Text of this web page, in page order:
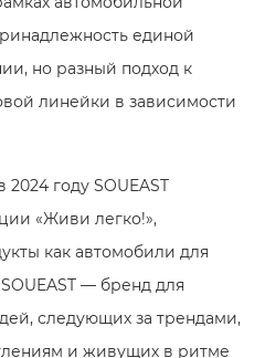
единой
но разный подход к
линейки в зависимости
году SOUEAST
«Живи легко!»,
как автомобили для
— бренд для
следующих за трендами,
и живущих в ритме